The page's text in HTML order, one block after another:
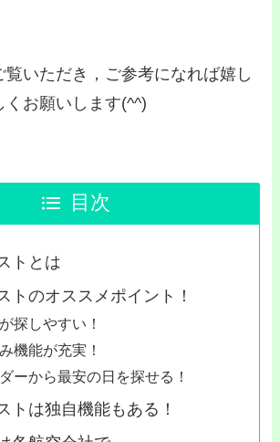
覧いただき，ご参考になれば嬉し
くお願いします(^^)
目次
トとは
トのオススメポイント！
探しやすい！
機能が充実！
ーから最安の日を探せる！
トは独自機能もある！